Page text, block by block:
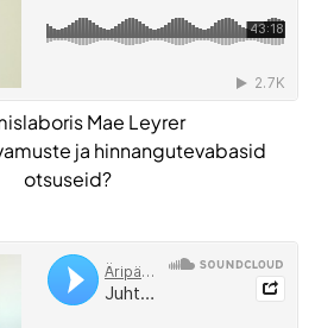
Mae Leyrer
ja hinnangutevabasid
otsuseid?